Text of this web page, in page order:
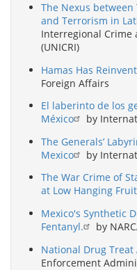
The Nexus
and Terrorism in
Interregional Crime
(UNICRI)
Hamas Has
Foreign Affairs
El laberinto de los
México
by
The Generals’
Mexico
by
The War Crime of
at Low Hanging Fruit
Mexico's Synthetic
Fentanyl.
by
National Drug Treat
Enforcement